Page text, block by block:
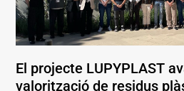
El projecte LUPYPLAST
valorització de residus